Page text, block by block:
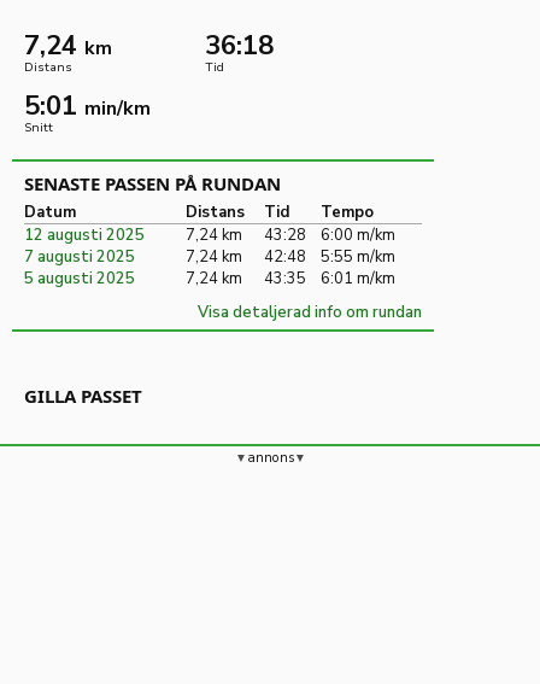
7,24 km
Distans
36:18
Tid
5:01 min/km
Snitt
SENASTE PASSEN PÅ RUNDAN
Datum Distans Tid
Tempo
12 augusti 2025
7,24 km 43:28
6:00 m/km
7 augusti 2025
7,24 km 42:48
5:55 m/km
5 augusti 2025
7,24 km 43:35
6:01 m/km
Visa detaljerad info om rundan
GILLA PASSET
annons